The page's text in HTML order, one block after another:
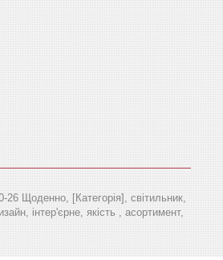
Щоденно, [Категорія], світильник,
інтер'єрне, якість , асортимент,